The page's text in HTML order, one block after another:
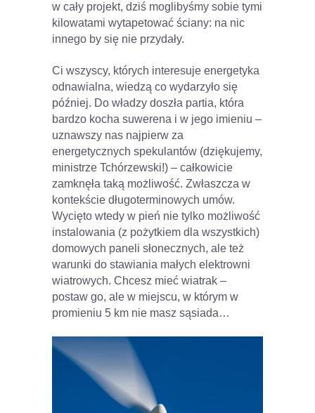
w cały projekt, dziś moglibyśmy sobie tymi
kilowatami wytapetować ściany: na nic
innego by się nie przydały.
Ci wszyscy, których interesuje energetyka
odnawialna, wiedzą co wydarzyło się
później. Do władzy doszła partia, która
bardzo kocha suwerena i w jego imieniu –
uznawszy nas najpierw za
energetycznych spekulantów (dziękujemy,
ministrze Tchórzewski!) – całkowicie
zamknęła taką możliwość. Zwłaszcza w
kontekście długoterminowych umów.
Wycięto wtedy w pień nie tylko możliwość
instalowania (z pożytkiem dla wszystkich)
domowych paneli słonecznych, ale też
warunki do stawiania małych elektrowni
wiatrowych. Chcesz mieć wiatrak –
postaw go, ale w miejscu, w którym w
promieniu 5 km nie masz sąsiada…